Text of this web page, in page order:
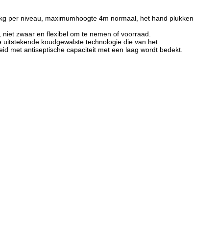
per niveau, maximumhoogte 4m normaal, het hand plukken
zwaar en flexibel om te nemen of voorraad.
koudgewalste technologie die van het
met antiseptische capaciteit met een laag wordt bedekt.